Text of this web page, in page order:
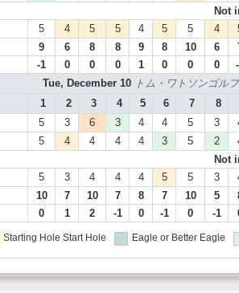
Not
5 4 5 5 4 5 5 4
9 6 8 8 9 8 10 6
-1 0 0 0 1 0 0 0
Tue, December 10 トム・ワトソンゴル
1
2 3 4 5 6 7 8
5 3 6 3 4 4 5 3
5 4 4 4 4 3 5 2
Not
5 3 4 4 4 5 5 3
10 7 10 7 8 7 10 5
0 1 2 -1 0 -1 0 -1
Starting Hole Start Hole Eagle or Better Eagle